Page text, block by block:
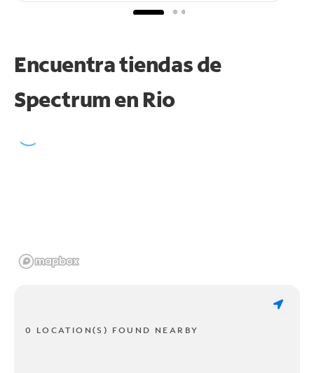
Encuentra tiendas de
Spectrum en Rio
0 LOCATION(S) FOUND NEARBY